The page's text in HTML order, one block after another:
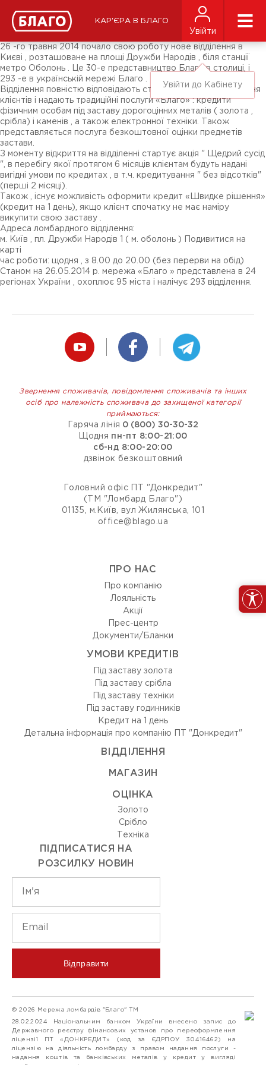
КАР'ЄРА В БЛАГО
Увійти
Увійти до Кабінету
ЗМІ про нас
Підписники соц-мереж
Ярмарки
26 -го травня 2014 почало свою роботу нове відділення в
Києві , розташоване на площі Дружби Народів , біля станції
метро Оболонь . Це 30-е представництво Благо в столиці, і
293 -е в українській мережі Благо .
Відділення повністю відповідають стандартам обслуговування
клієнтів і надають традиційні послуги «Благо» : кредити
фізичним особам під заставу дорогоцінних металів ( золота ,
срібла) і каменів , а також електронної техніки. Також
представляється послуга безкоштовної оцінки предметів
застави.
З моменту відкриття на відділенні стартує акція " Щедрий сусід
", в перебігу якої протягом 6 місяців клієнтам будуть надані
вигідні умови по кредитах , в т.ч. кредитування " без відсотків"
(перші 2 місяці).
Також , існує можливість оформити кредит «Швидке рішення»
(кредит на 1 день), якщо клієнт спочатку не має наміру
викупити свою заставу .
Адреса ломбардного відділення:
м. Київ , пл. Дружби Народів 1 ( м. оболонь ) Подивитися на
карті
час роботи: щодня , з 8.00 до 20.00 (без перерви на обід)
Станом на 26.05.2014 р. мережа «Благо » представлена ​​в 24
регіонах України , охоплює 95 міста і налічує 293 відділення.
Звернення споживачів, повідомлення споживачів та інших
осіб про належність споживача до захищеної категорії
приймаються:
Гаряча лінія 0 (800) 30-30-32
Щодня пн-пт 8:00-21:00
сб-нд 8:00-20:00
дзвінок безкоштовний
Головний офіс ПТ "Донкредит"
(ТМ "Ломбард Благо")
01135, м.Київ, вул Жилянська, 101
office@blago.ua
ПРО НАС
Про компанію
Лояльність
Акції
Прес-центр
Документи/Бланки
УМОВИ КРЕДИТІВ
Під заставу золота
Під заставу срібла
Під заставу техніки
Під заставу годинників
Кредит на 1 день
Детальна інформація про компанію ПТ "Донкредит"
ВIДДIЛЕННЯ
МАГАЗИН
ОЦIНКА
Золото
Срiбло
Технiка
ПІДПИСАТИСЯ НА
РОЗСИЛКУ НОВИН
Відправити
© 2026 Мережа ломбардів "Благо" ТМ
28.02.2024 Національним банком України внесено запис до
Державного реєстру фінансових установ про переоформлення
ліцензії ПТ «ДОНКРЕДИТ» (код за ЄДРПОУ 30416462) на
ліцензію на діяльність ломбарду з правом надання послуги -
надання коштів та банківських металів у кредит у вигляді